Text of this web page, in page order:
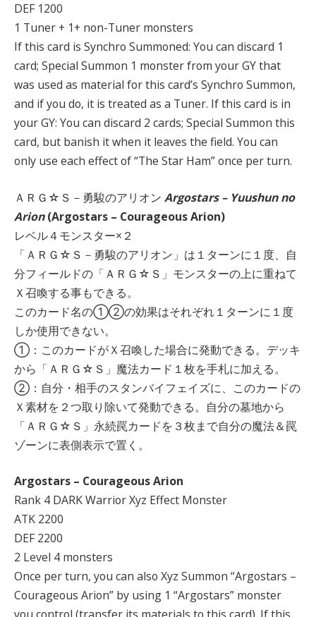
DEF 1200
1 Tuner + 1+ non-Tuner monsters
If this card is Synchro Summoned: You can discard 1
card; Special Summon 1 monster from your GY that
was used as material for this card’s Synchro Summon,
and if you do, it is treated as a Tuner. If this card is in
your GY: You can discard 2 cards; Special Summon this
card, but banish it when it leaves the field. You can
only use each effect of “The Star Ham” once per turn.
ＡＲＧ☆Ｓ－勇駿のアリオン Argostars – Yuushun no
Arion(Argostars – Courageous Arion)
レベル４モンスター×２
「ＡＲＧ☆Ｓ－勇駿のアリオン」は１ターンに１度、自
分フィールドの「ＡＲＧ☆Ｓ」モンスターの上に重ねて
Ｘ召喚する事もできる。
このカード名の①②の効果はそれぞれ１ターンに１度
しか使用できない。
①：このカードがＸ召喚した場合に発動できる。デッキ
から「ＡＲＧ☆Ｓ」魔法カード１枚を手札に加える。
②：自分・相手のスタンバイフェイズに、このカードの
Ｘ素材を２つ取り除いて発動できる。自分の墓地から
「ＡＲＧ☆Ｓ」永続罠カードを３枚まで自分の魔法＆罠
ゾーンに表側表示で置く。
Argostars – Courageous Arion
Rank 4 DARK Warrior Xyz Effect Monster
ATK 2200
DEF 2200
2 Level 4 monsters
Once per turn, you can also Xyz Summon “Argostars –
Courageous Arion” by using 1 “Argostars” monster